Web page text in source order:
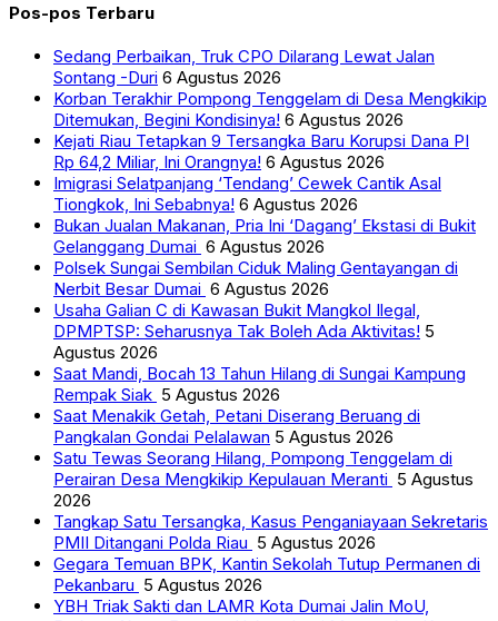
Pos-pos Terbaru
Sedang Perbaikan, Truk CPO Dilarang Lewat Jalan
Sontang -Duri 6 Agustus 2026
Korban Terakhir Pompong Tenggelam di Desa Mengkikip
Ditemukan, Begini Kondisinya! 6 Agustus 2026
Kejati Riau Tetapkan 9 Tersangka Baru Korupsi Dana PI
Rp 64,2 Miliar, Ini Orangnya! 6 Agustus 2026
Imigrasi Selatpanjang ‘Tendang’ Cewek Cantik Asal
Tiongkok, Ini Sebabnya! 6 Agustus 2026
Bukan Jualan Makanan, Pria Ini ‘Dagang’ Ekstasi di Bukit
Gelanggang Dumai 6 Agustus 2026
Polsek Sungai Sembilan Ciduk Maling Gentayangan di
Nerbit Besar Dumai 6 Agustus 2026
Usaha Galian C di Kawasan Bukit Mangkol Ilegal,
DPMPTSP: Seharusnya Tak Boleh Ada Aktivitas! 5
Agustus 2026
Saat Mandi, Bocah 13 Tahun Hilang di Sungai Kampung
Rempak Siak 5 Agustus 2026
Saat Menakik Getah, Petani Diserang Beruang di
Pangkalan Gondai Pelalawan 5 Agustus 2026
Satu Tewas Seorang Hilang, Pompong Tenggelam di
Perairan Desa Mengkikip Kepulauan Meranti 5 Agustus
2026
Tangkap Satu Tersangka, Kasus Penganiayaan Sekretaris
PMII Ditangani Polda Riau 5 Agustus 2026
Gegara Temuan BPK, Kantin Sekolah Tutup Permanen di
Pekanbaru 5 Agustus 2026
YBH Triak Sakti dan LAMR Kota Dumai Jalin MoU,